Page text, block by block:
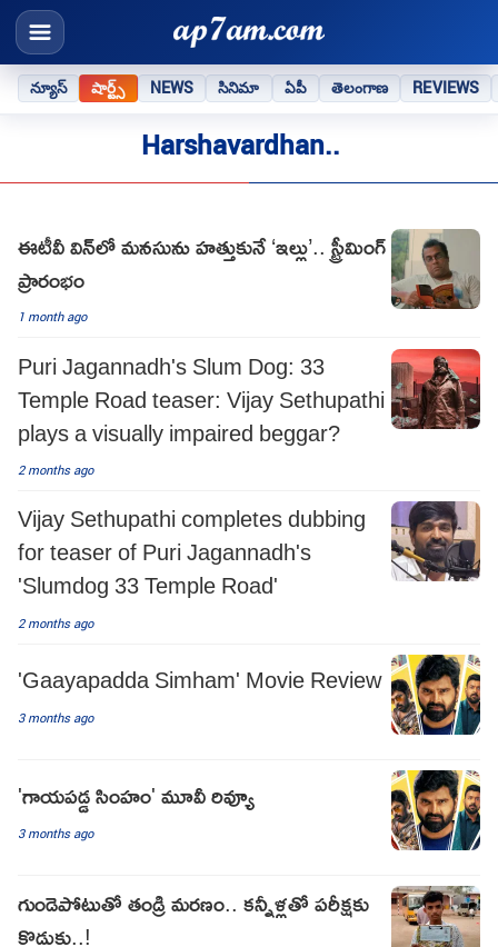
న్యూస్ షార్ట్స్ NEWS సినిమా ఏపీ తెలంగాణ REVIEWS
Harshavardhan..
ఈటీవీ విన్‌లో మనసును హత్తుకునే ‘ఇల్లు’.. స్ట్రీమింగ్
ప్రారంభం
1 month ago
Puri Jagannadh's Slum Dog: 33
Temple Road teaser: Vijay Sethupathi
plays a visually impaired beggar?
2 months ago
Vijay Sethupathi completes dubbing
for teaser of Puri Jagannadh's
'Slumdog 33 Temple Road'
2 months ago
'Gaayapadda Simham' Movie Review
3 months ago
'గాయపడ్డ సింహం' మూవీ రివ్యూ
3 months ago
గుండెపోటుతో తండ్రి మరణం.. కన్నీళ్లతో పరీక్షకు
కొడుకు..!